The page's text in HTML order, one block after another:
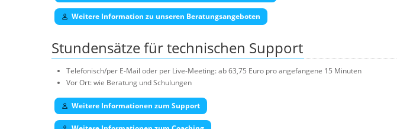
Weitere Information zu unseren Beratungsangeboten
Stundensätze für technischen Support
Telefonisch/per E-Mail oder per Live-Meeting: ab 63,75 Euro pro angefangene 15 Minuten
Vor Ort: wie Beratung und Schulungen
Weitere Informationen zum Support